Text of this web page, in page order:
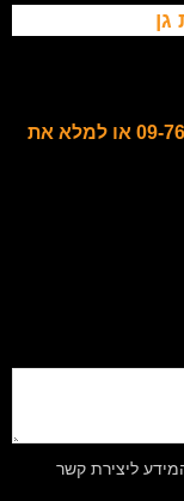
גן
מוזמנים ליצור איתנו קשר בטלפון 09-7602560 או למלא את
ליצירת קשר